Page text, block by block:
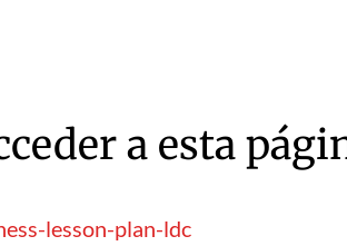
a esta
lesson-plan-ldc